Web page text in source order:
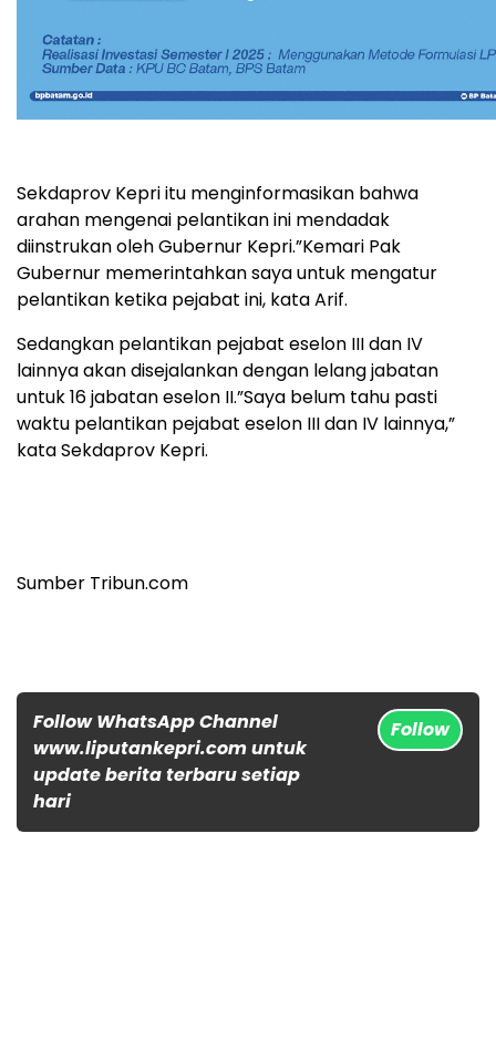
Sekdaprov Kepri itu menginformasikan bahwa
arahan mengenai pelantikan ini mendadak
diinstrukan oleh Gubernur Kepri.”Kemari Pak
Gubernur memerintahkan saya untuk mengatur
pelantikan ketika pejabat ini, kata Arif.
Sedangkan pelantikan pejabat eselon III dan IV
lainnya akan disejalankan dengan lelang jabatan
untuk 16 jabatan eselon II.”Saya belum tahu pasti
waktu pelantikan pejabat eselon III dan IV lainnya,”
kata Sekdaprov Kepri.
Sumber Tribun.com
Follow WhatsApp Channel
www.liputankepri.com untuk
update berita terbaru setiap
hari
Follow